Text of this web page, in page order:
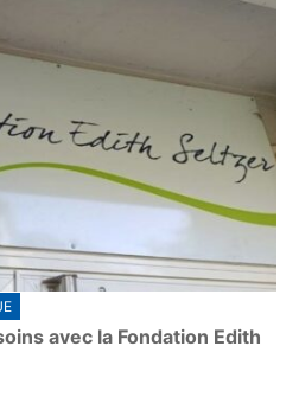
avec la Fondation Edith